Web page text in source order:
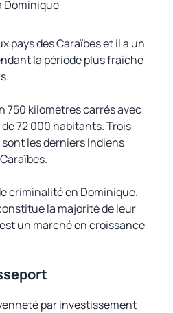
pays des Caraïbes et il a un
la période plus fraîche
750 kilomètres carrés avec
72 000 habitants. Trois
les derniers Indiens
criminalité en Dominique.
la majorité de leur
un marché en croissance
par investissement